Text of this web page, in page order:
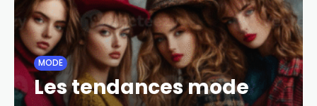
MODE
Les tendances mode